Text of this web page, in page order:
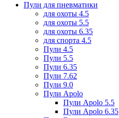
Пули для пневматики
для охоты 4.5
для охоты 5.5
для охоты 6.35
для спорта 4.5
Пули 4.5
Пули 5.5
Пули 6.35
Пули 7.62
Пули 9.0
Пули Apolo
Пули Apolo 5.5
Пули Apolo 6.35